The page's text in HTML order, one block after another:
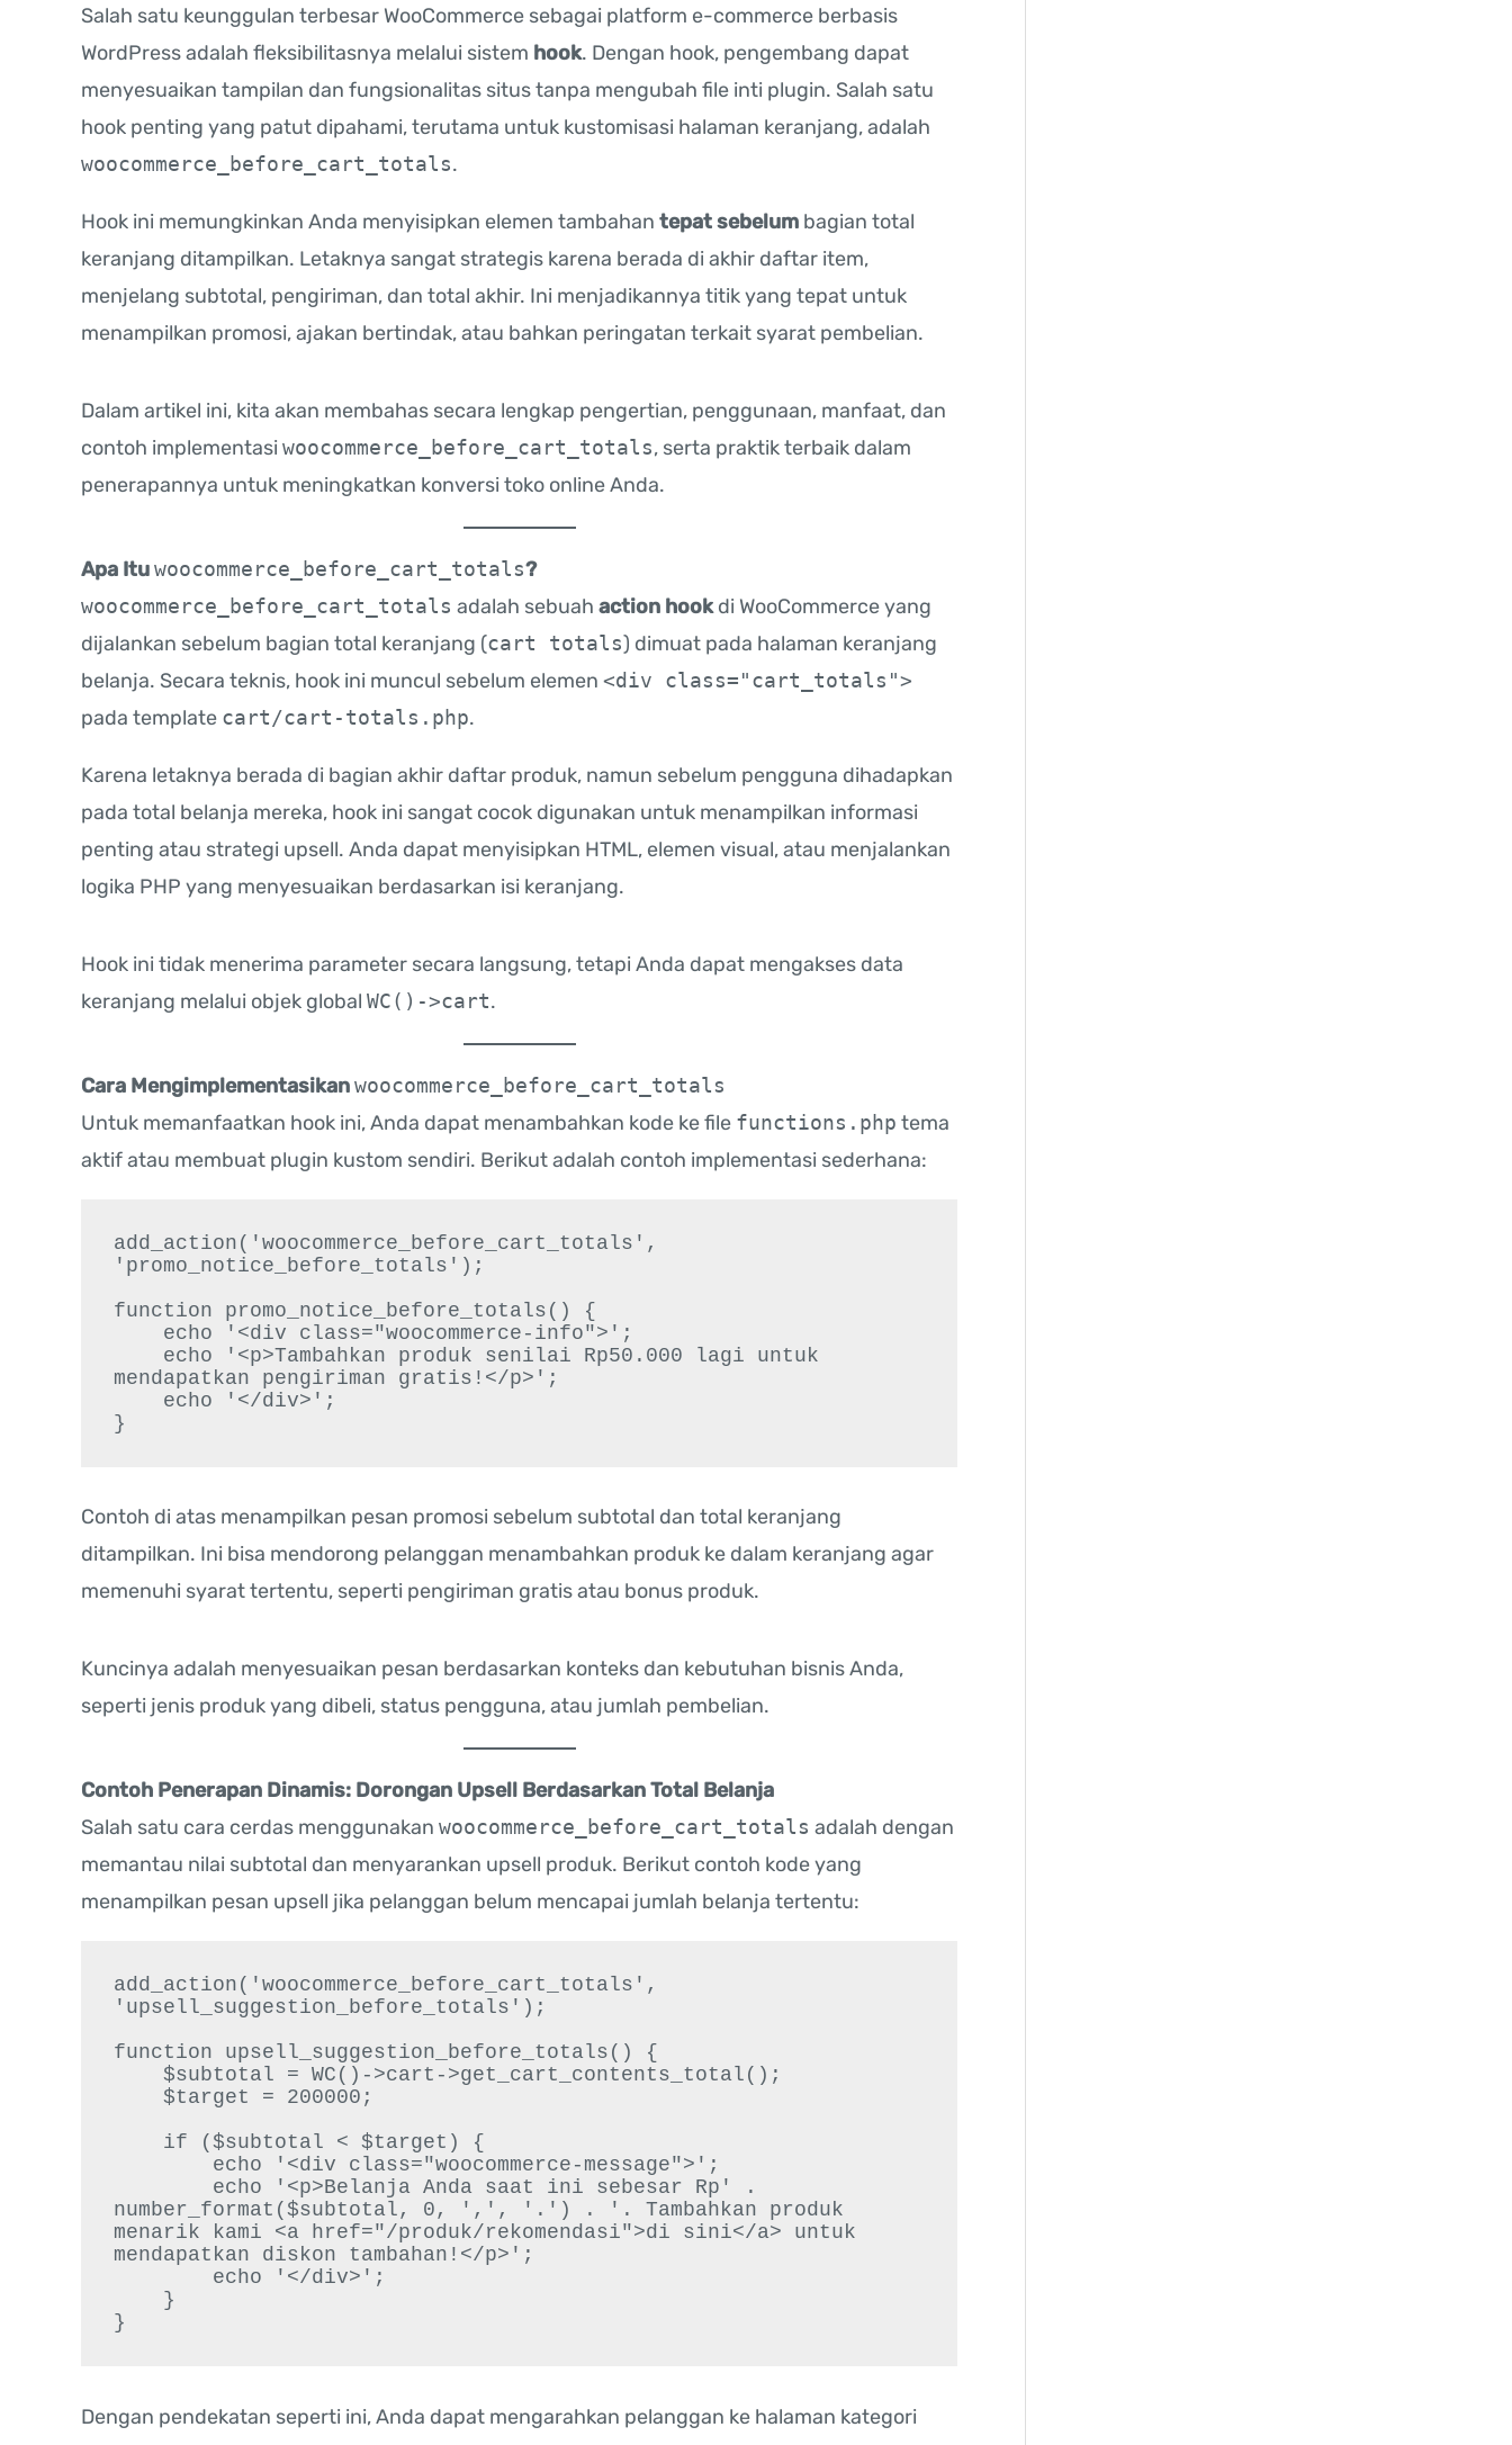
Salah satu keunggulan terbesar WooCommerce sebagai platform e-commerce berbasis
WordPress adalah fleksibilitasnya melalui sistem hook. Dengan hook, pengembang dapat
menyesuaikan tampilan dan fungsionalitas situs tanpa mengubah file inti plugin. Salah satu
hook penting yang patut dipahami, terutama untuk kustomisasi halaman keranjang, adalah
woocommerce_before_cart_totals.
Hook ini memungkinkan Anda menyisipkan elemen tambahan tepat sebelum bagian total
keranjang ditampilkan. Letaknya sangat strategis karena berada di akhir daftar item,
menjelang subtotal, pengiriman, dan total akhir. Ini menjadikannya titik yang tepat untuk
menampilkan promosi, ajakan bertindak, atau bahkan peringatan terkait syarat pembelian.
Dalam artikel ini, kita akan membahas secara lengkap pengertian, penggunaan, manfaat, dan
contoh implementasi woocommerce_before_cart_totals, serta praktik terbaik dalam
penerapannya untuk meningkatkan konversi toko online Anda.
Apa Ituwoocommerce_before_cart_totals?
woocommerce_before_cart_totals adalah sebuah action hookdi WooCommerce yang
dijalankan sebelum bagian total keranjang (cart totals) dimuat pada halaman keranjang
belanja. Secara teknis, hook ini muncul sebelum elemen <div class="cart_totals">
pada template cart/cart-totals.php.
Karena letaknya berada di bagian akhir daftar produk, namun sebelum pengguna dihadapkan
pada total belanja mereka, hook ini sangat cocok digunakan untuk menampilkan informasi
penting atau strategi upsell. Anda dapat menyisipkan HTML, elemen visual, atau menjalankan
logika PHP yang menyesuaikan berdasarkan isi keranjang.
Hook ini tidak menerima parameter secara langsung, tetapi Anda dapat mengakses data
keranjang melalui objek global WC()->cart.
Cara Mengimplementasikanwoocommerce_before_cart_totals
Untuk memanfaatkan hook ini, Anda dapat menambahkan kode ke file functions.php tema
aktif atau membuat plugin kustom sendiri. Berikut adalah contoh implementasi sederhana:
add_action('woocommerce_before_cart_totals',
'promo_notice_before_totals');
function promo_notice_before_totals() {
mendapatkan pengiriman gratis!</p>';
Contoh di atas menampilkan pesan promosi sebelum subtotal dan total keranjang
ditampilkan. Ini bisa mendorong pelanggan menambahkan produk ke dalam keranjang agar
memenuhi syarat tertentu, seperti pengiriman gratis atau bonus produk.
Kuncinya adalah menyesuaikan pesan berdasarkan konteks dan kebutuhan bisnis Anda,
seperti jenis produk yang dibeli, status pengguna, atau jumlah pembelian.
Contoh Penerapan Dinamis: Dorongan Upsell Berdasarkan Total Belanja
Salah satu cara cerdas menggunakan woocommerce_before_cart_totals adalah dengan
memantau nilai subtotal dan menyarankan upsell produk. Berikut contoh kode yang
menampilkan pesan upsell jika pelanggan belum mencapai jumlah belanja tertentu:
add_action('woocommerce_before_cart_totals',
'upsell_suggestion_before_totals');
function upsell_suggestion_before_totals() {
number_format($subtotal, 0, ',', '.') . '. Tambahkan produk
menarik kami <a href="/produk/rekomendasi">di sini</a> untuk
mendapatkan diskon tambahan!</p>';
Dengan pendekatan seperti ini, Anda dapat mengarahkan pelanggan ke halaman kategori